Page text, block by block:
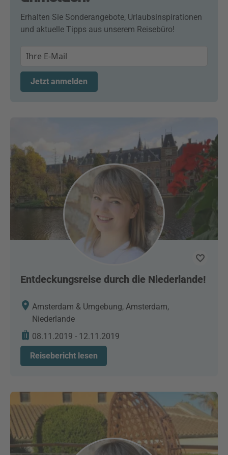
Erhalten Sie Sonderangebote, Urlaubsinspirationen
und aktuelle Tipps aus unserem Reisebüro!
Jetzt anmelden
Entdeckungsreise durch die Niederlande!
Amsterdam & Umgebung, Amsterdam,
Niederlande
08.11.2019 - 12.11.2019
Reisebericht lesen